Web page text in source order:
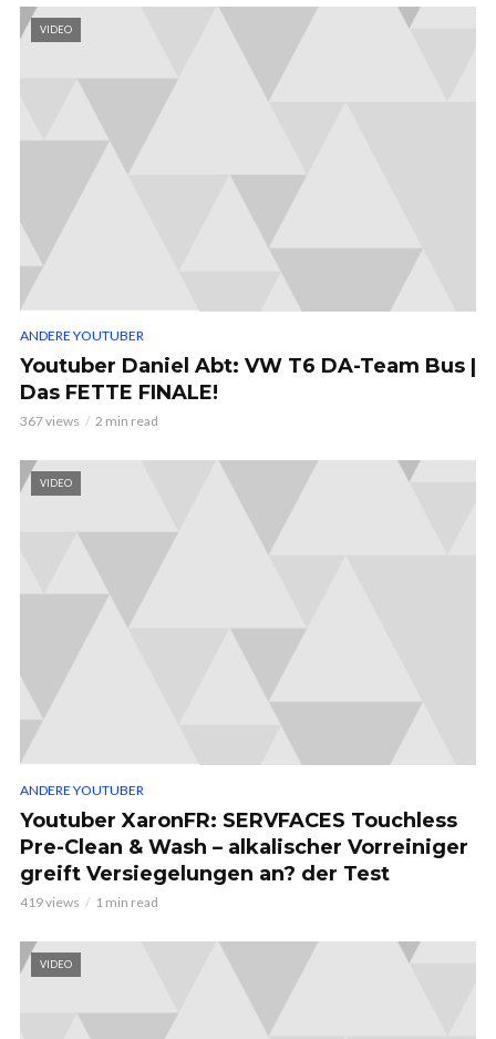
VIDEO
ANDERE YOUTUBER
Youtuber Daniel Abt: VW T6 DA-Team Bus |
Das FETTE FINALE!
367 views 2 min read
VIDEO
ANDERE YOUTUBER
Youtuber XaronFR: SERVFACES Touchless
Pre-Clean & Wash – alkalischer Vorreiniger
greift Versiegelungen an? der Test
419 views 1 min read
VIDEO